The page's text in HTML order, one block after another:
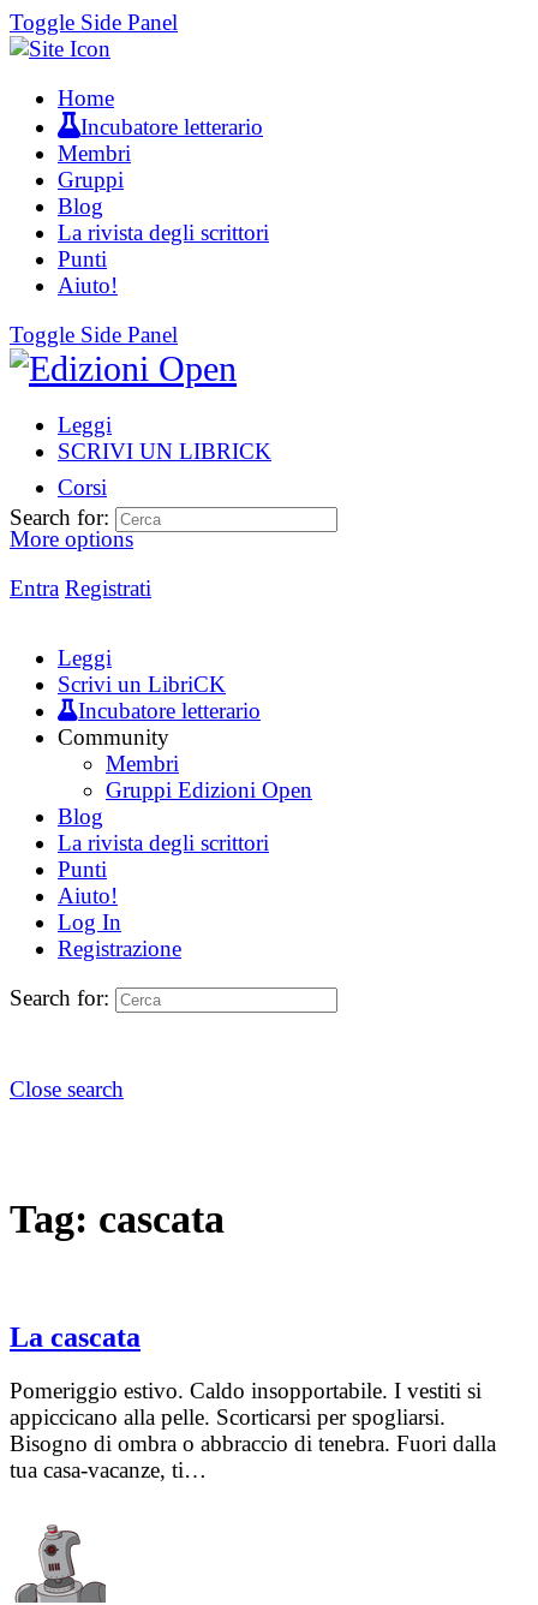
Toggle Side Panel
Home
Incubatore letterario
Membri
Gruppi
Blog
La rivista degli scrittori
Punti
Aiuto!
Toggle Side Panel
Leggi
SCRIVI UN LIBRICK
Corsi
More options
Entra Registrati
Search for:
Leggi
Scrivi un LibriCK
Incubatore letterario
Community
Membri
Gruppi Edizioni Open
Blog
La rivista degli scrittori
Punti
Aiuto!
Log In
Registrazione
Search for:
Close search
Tag: cascata
La cascata
Pomeriggio estivo. Caldo insopportabile. I vestiti si
appiccicano alla pelle. Scorticarsi per spogliarsi.
Bisogno di ombra o abbraccio di tenebra. Fuori dalla
tua casa-vacanze, ti…